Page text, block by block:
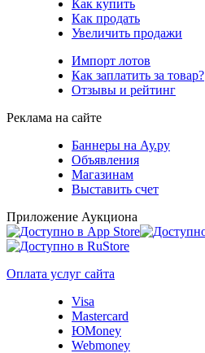
Как купить
Как продать
Увеличить продажи
Импорт лотов
Как заплатить за товар?
Отзывы и рейтинг
Реклама на сайте
Баннеры на Ау.ру
Объявления
Магазинам
Выставить счет
Приложение Аукциона
Оплата услуг сайта
Visa
Mastercard
ЮMoney
Webmoney